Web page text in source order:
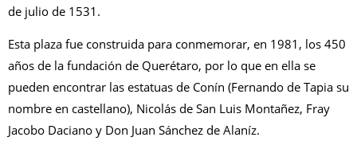
de julio de 1531.
Esta plaza fue construida para conmemorar, en 1981, los 450
años de la fundación de Querétaro, por lo que en ella se
pueden encontrar las estatuas de Conín (Fernando de Tapia su
nombre en castellano), Nicolás de San Luis Montañez, Fray
Jacobo Daciano y Don Juan Sánchez de Alaníz.